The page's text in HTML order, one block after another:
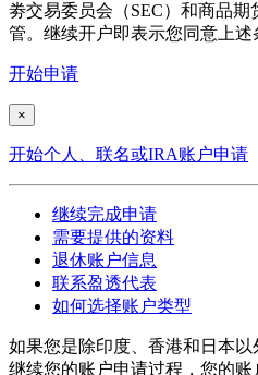
劵交易委员会（SEC）和商品
管。继续开户即表示您同意上述
开始申请
×
开始个人、联名或IRA账户申请
继续完成申请
需要提供的资料
退休账户信息
联系盈透代表
如何选择账户类型
如果您是除印度、香港和日本
继续您的账户申请过程，您的